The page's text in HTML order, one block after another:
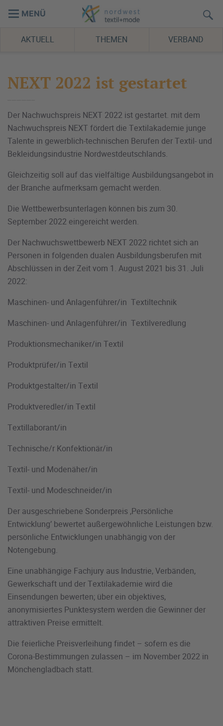
MENÜ
AKTUELL THEMEN VERBAND
NEXT 2022 ist gestartet
Der Nachwuchspreis NEXT 2022 ist gestartet. mit dem
Nachwuchspreis NEXT fördert die Textilakademie junge
Talente in gewerblich-technischen Berufen der Textil- und
Bekleidungsindustrie Nordwestdeutschlands.
Gleichzeitig soll auf das vielfältige Ausbildungsangebot in
der Branche aufmerksam gemacht werden.
Die Wettbewerbsunterlagen können bis zum 30.
September 2022 eingereicht werden.
Der Nachwuchswettbewerb NEXT 2022 richtet sich an
Personen in folgenden dualen Ausbildungsberufen mit
Abschlüssen in der Zeit vom 1. August 2021 bis 31. Juli
2022:
Maschinen- und Anlagenführer/in Textiltechnik
Maschinen- und Anlagenführer/in Textilveredlung
Produktionsmechaniker/in Textil
Produktprüfer/in Textil
Produktgestalter/in Textil
Produktveredler/in Textil
Textillaborant/in
Technische/r Konfektionär/in
Textil- und Modenäher/in
Textil- und Modeschneider/in
Der ausgeschriebene Sonderpreis ‚Persönliche
Entwicklung’ bewertet außergewöhnliche Leistungen bzw.
persönliche Entwicklungen unabhängig von der
Notengebung.
Eine unabhängige Fachjury aus Industrie, Verbänden,
Gewerkschaft und der Textilakademie wird die
Einsendungen bewerten; über ein objektives,
anonymisiertes Punktesystem werden die Gewinner der
attraktiven Preise ermittelt.
Die feierliche Preisverleihung findet – sofern es die
Corona-Bestimmungen zulassen – im November 2022 in
Mönchengladbach statt.